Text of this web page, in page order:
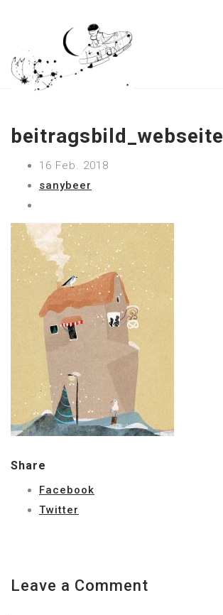
beitragsbild_webseite
16 Feb. 2018
sanybeer
Share
Facebook
Twitter
Leave a Comment